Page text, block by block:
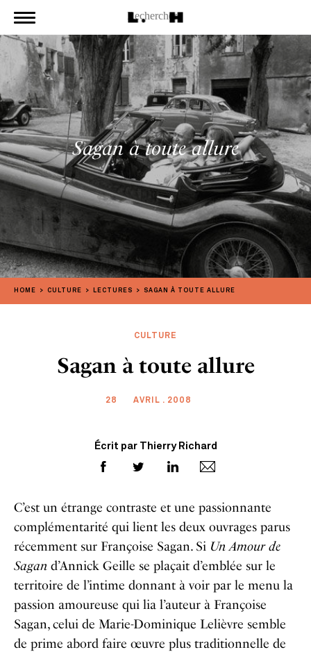
Sagan à toute allure
HOME CULTURE LECTURES SAGAN À TOUTE ALLURE
CULTURE
Sagan à toute allure
28 AVRIL . 2008
Écrit par Thierry Richard
C’est un étrange contraste et une passionnante
complémentarité qui lient les deux ouvrages parus
récemment sur Françoise Sagan. Si Un Amour de
Sagan d’Annick Geille se plaçait d’emblée sur le
territoire de l’intime donnant à voir par le menu la
passion amoureuse qui lia l’auteur à Françoise
Sagan, celui de Marie-Dominique Lelièvre semble
de prime abord faire œuvre plus traditionnelle de